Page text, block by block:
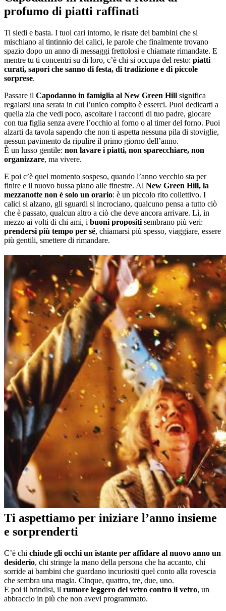
profumo di piatti raffinati
Ti siedi e basta. I tuoi cari intorno, le risate dei bambini che si
mischiano al tintinnio dei calici, le parole che finalmente trovano
spazio dopo un anno di messaggi frettolosi e chiamate rimandate. E
mentre tu ti concentri su di loro, c’è chi si occupa del resto: piatti
curati, sapori che sanno di festa, di tradizione e di piccole
sorprese.
Passare il Capodanno in famiglia al New Green Hill significa
regalarsi una serata in cui l’unico compito è esserci. Puoi dedicarti a
quella zia che vedi poco, ascoltare i racconti di tuo padre, giocare
con tua figlia senza avere l’occhio al forno o al timer del forno. Puoi
alzarti da tavola sapendo che non ti aspetta nessuna pila di stoviglie,
nessun pavimento da ripulire il primo giorno dell’anno.
È un lusso gentile: non lavare i piatti, non sparecchiare, non
organizzare, ma vivere.
E poi c’è quel momento sospeso, quando l’anno vecchio sta per
finire e il nuovo bussa piano alle finestre. Al New Green Hill, la
mezzanotte non è solo un orario: è un piccolo rito collettivo. I
calici si alzano, gli sguardi si incrociano, qualcuno pensa a tutto ciò
che è passato, qualcun altro a ciò che deve ancora arrivare. Lì, in
mezzo ai volti di chi ami, i buoni propositi sembrano più veri:
prendersi più tempo per sé, chiamarsi più spesso, viaggiare, essere
più gentili, smettere di rimandare.
Ti aspettiamo per iniziare l’anno insieme
e sorprenderti
C’è chi chiude gli occhi un istante per affidare al nuovo anno un
desiderio, chi stringe la mano della persona che ha accanto, chi
sorride ai bambini che guardano incuriositi quel conto alla rovescia
che sembra una magia. Cinque, quattro, tre, due, uno.
E poi il brindisi, il rumore leggero del vetro contro il vetro, un
abbraccio in più che non avevi programmato.